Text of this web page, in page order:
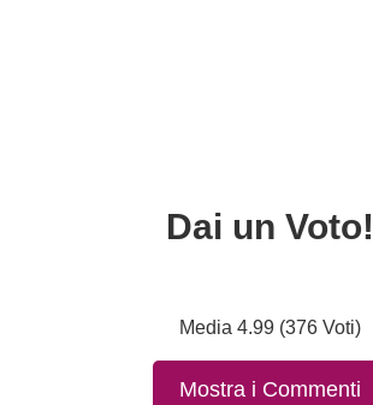
Dai un Voto!
Media 4.99 (376 Voti)
Mostra i Commenti